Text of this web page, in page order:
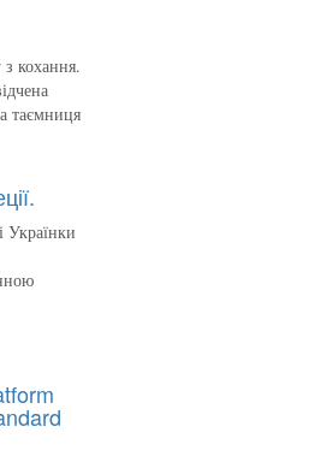
з кохання.
таємниця
Українки